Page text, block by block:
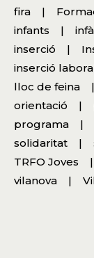
fira
infants
inserció
inserció
lloc de feina
orientació
programa
solidaritat
TRFO Joves
vilanova